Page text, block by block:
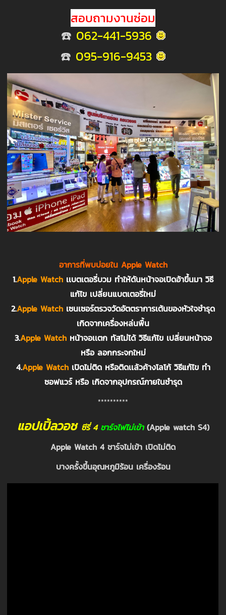
สอบถามงานซ่อม
☎️ 062-441-5936
☎️ 095-916-9453
อาการที่พบบ่อยใน Apple Watch
1.Apple Watch เเบตเตอรี่บวม ทำให้ดันหน้าจอเปิดอ้าขึ้นมา วิธี
แก้ไข เปลี่ยนแบตเตอรี่ใหม่
2.Apple Watch เซนเซอร์ตรวจวัดอัตตราการเต้นของหัวใจชำรุด
เกิดจากเครื่องหล่นพื้น
3.Apple Watchหน้าจอเเตก ทัสไม่ได้ วิธีแก้ไข เปลี่ยนหน้าจอ
หรือ ลอกกระจกใหม่
4.Apple Watchเปิดไม่ติด หรือติดเเล้วค้างโลโก้ วิธีแก้ไข ทำ
ซอฟแวร์ หรือ เกิดจากอุปกรณ์ภายในชำรุด
**********
แอปเปิ้ลวอช ซีรี่ 4 ชาร์จไฟไม่เข้า(Apple watch S4)
Apple Watch 4 ชาร์จไม่เข้า เปิดไม่ติด
บางครั้งขึ้นอุณหภูมิร้อน เครื่องร้อน